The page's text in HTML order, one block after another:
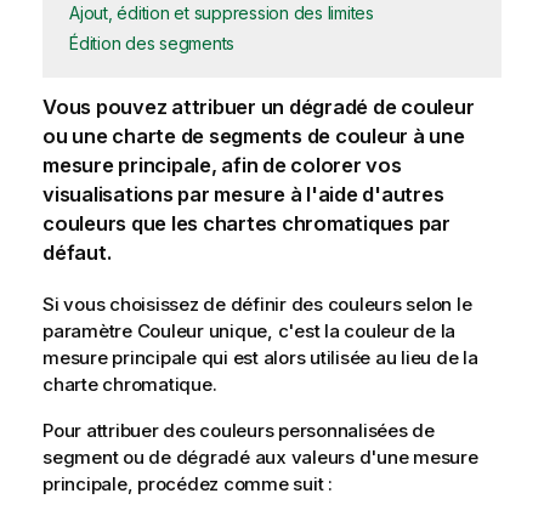
Ajout, édition et suppression des limites
Édition des segments
Vous pouvez attribuer un dégradé de couleur
ou une charte de segments de couleur à une
mesure principale, afin de colorer vos
visualisations par mesure à l'aide d'autres
couleurs que les chartes chromatiques par
défaut.
Si vous choisissez de définir des couleurs selon le
paramètre Couleur unique, c'est la couleur de la
mesure principale qui est alors utilisée au lieu de la
charte chromatique.
Pour attribuer des couleurs personnalisées de
segment ou de dégradé aux valeurs d'une mesure
principale, procédez comme suit :